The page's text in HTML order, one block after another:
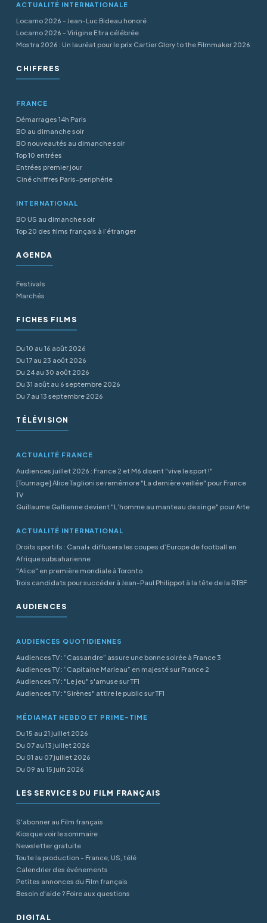
ACTUALITÉ INTERNATIONALE
Locarno 2026 - Jean-Luc Bideau honoré
Locarno 2026 - Virigine Efira célébrée
Mostra 2026 : Un lauréat pour le prix Cartier Glory to the Filmmaker 2026
CHIFFRES
FRANCE
Démarrages 14h Paris
BO au dimanche soir
BO nouveautés au dimanche soir
Top 10 entrées
Entrées premier jour
Ciné chiffres Paris-periphérie
INTERNATIONAL
BO US au dimanche soir
Top 20 des films français à l’étranger
AGENDA
Festivals
Marchés
FICHES FILMS
Du 10 au 16 août 2026
Du 17 au 23 août 2026
Du 24 au 30 août 2026
Du 31 août au 6 septembre 2026
Du 7 au 13 septembre 2026
TÉLÉVISION
ACTUALITÉ FRANCE
Audiences juillet 2026 : France 2 et M6 disent "vive le sport !"
[Tournage] Alice Taglioni se remémore "La dernière veillée" pour France
TV
Guillaume Gallienne devient "L’homme au manteau de singe" pour Arte
ACTUALITÉ INTERNATIONAL
Droits sportifs : Canal+ diffusera les coupes d’Europe de football en
Afrique subsaharienne
"Alice" en première mondiale à Toronto
Trois candidats pour succéder à Jean-Paul Philippot à la tête de la RTBF
AUDIENCES
AUDIENCES QUOTIDIENNES
Audiences TV : “Cassandre” assure une bonne soirée à France 3
Audiences TV : “Capitaine Marleau” en majesté sur France 2
Audiences TV : "Le jeu" s'amuse sur TF1
Audiences TV : "Sirènes" attire le public sur TF1
MÉDIAMAT HEBDO ET PRIME-TIME
Du 15 au 21 juillet 2026
Du 07 au 13 juillet 2026
Du 01 au 07 juillet 2026
Du 09 au 15 juin 2026
LES SERVICES DU FILM FRANÇAIS
S'abonner au Film français
Kiosque voir le sommaire
Newsletter gratuite
Toute la production - France, US, télé
Calendrier des événements
Petites annonces du Film français
Besoin d'aide ? Foire aux questions
DIGITAL